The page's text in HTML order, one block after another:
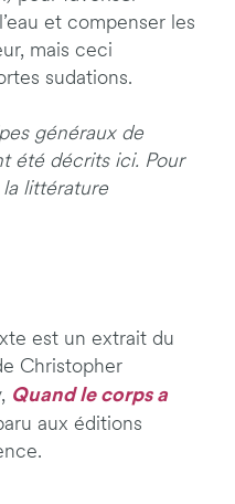
et compenser les
mais ceci
sudations.
généraux de
été décrits ici. Pour
la littérature
est un extrait du
Christopher
Quand le corps a
aux éditions